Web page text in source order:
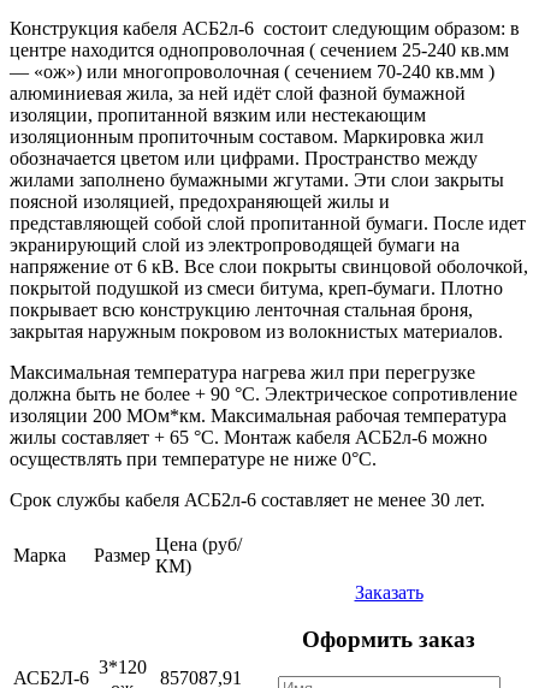
Конструкция кабеля АСБ2л-6 состоит следующим образом: в
центре находится однопроволочная ( сечением 25-240 кв.мм
— «ож») или многопроволочная ( сечением 70-240 кв.мм )
алюминиевая жила, за ней идёт слой фазной бумажной
изоляции, пропитанной вязким или нестекающим
изоляционным пропиточным составом. Маркировка жил
обозначается цветом или цифрами. Пространство между
жилами заполнено бумажными жгутами. Эти слои закрыты
поясной изоляцией, предохраняющей жилы и
представляющей собой слой пропитанной бумаги. После идет
экранирующий слой из электропроводящей бумаги на
напряжение от 6 кВ. Все слои покрыты свинцовой оболочкой,
покрытой подушкой из смеси битума, креп-бумаги. Плотно
покрывает всю конструкцию ленточная стальная броня,
закрытая наружным покровом из волокнистых материалов.
Максимальная температура нагрева жил при перегрузке
должна быть не более + 90 °С. Электрическое сопротивление
изоляции 200 МОм*км. Максимальная рабочая температура
жилы составляет + 65 °С. Монтаж кабеля АСБ2л-6 можно
осуществлять при температуре не ниже 0°С.
Срок службы кабеля АСБ2л-6 составляет не менее 30 лет.
Марка Размер
Цена (руб/
КМ)
АСБ2Л-6
3*120
857087,91
Заказать
Оформить заказ